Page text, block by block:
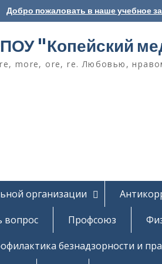
Добро пожаловать в наше учебное
"Копейский
more, ore, re. Любовью,
организации
вопрос Профсоюз
безнадзорности и